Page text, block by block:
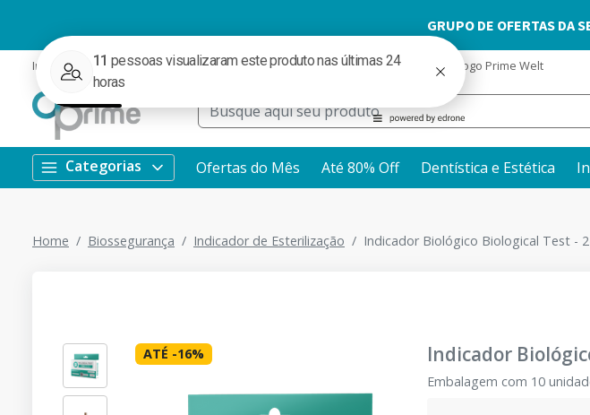
Institucional Ofertas Redes Sociais Rastrear Pedido WhatsApp Catálogo Prime Welt
Categorias Ofertas do Mês Até 80% Off Dentística e Estética
Home Biossegurança Indicador de Esterilização Indicador Biológico Biological Test -
ATÉ -16% Indicador
Embalagem com 10